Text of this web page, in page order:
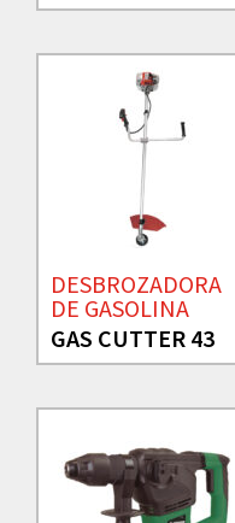
DESBROZADORA
DE GASOLINA
GAS CUTTER 43